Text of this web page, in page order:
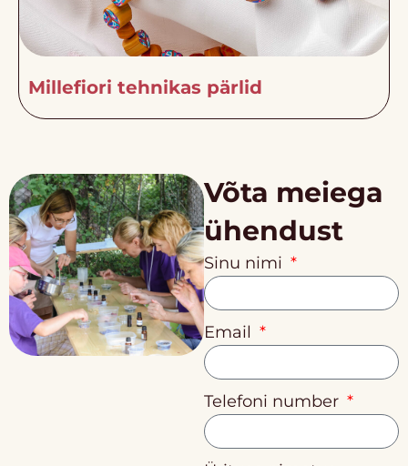
Millefiori tehnikas pärlid
Võta meiega
ühendust
Sinu nimi
Email
Telefoni number